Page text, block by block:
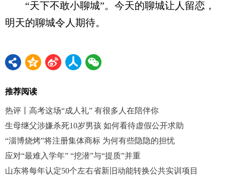
“天下不敢小聊城”。今天的聊城让人留恋，
明天的聊城令人期待。
推荐阅读
热评丨高考这场“成人礼” 有很多人在陪伴你
生母继父涉嫌杀死10岁男孩 如何看待虚假公开求助
“淄博烧烤”将注册集体商标 为何有些隐隐的担忧
应对“最难入学年” “挖潜”与“提质”并重
山东将每年认定50个左右省新旧动能转换公共实训项目